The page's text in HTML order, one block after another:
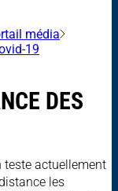
média
19
DES
teste actuellement
les